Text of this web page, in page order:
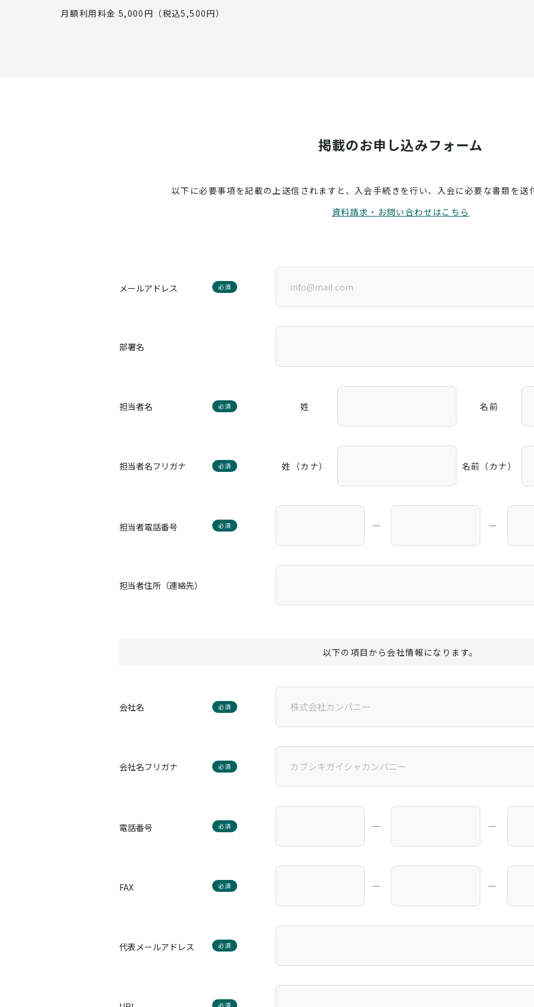
月額利用料金 5,000円（税込5,500円）
掲載のお申し込みフォーム
以下に必要事項を記載の上送信されますと、入会手続きを行い、入会に必要な書類を送
資料請求・お問い合わせはこちら
メールアドレス 必須
部署名
担当者名 必須 姓 名前
担当者名フリガナ 必須 姓（カナ） 名前（カナ）
担当者電話番号 必須 ― ―
担当者住所（連絡先）
以下の項目から会社情報になります。
会社名 必須
会社名フリガナ 必須
電話番号 必須 ― ―
FAX 必須 ― ―
代表メールアドレス 必須
必須